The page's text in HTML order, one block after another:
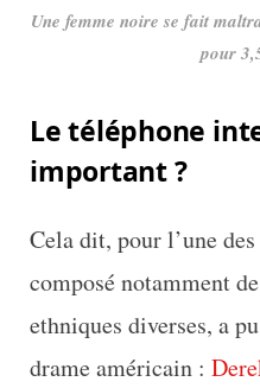
Une femme noire se fait
pour
Le téléphone
important ?
Cela dit, pour l’une
composé notamment
ethniques diverses, a
drame américain :